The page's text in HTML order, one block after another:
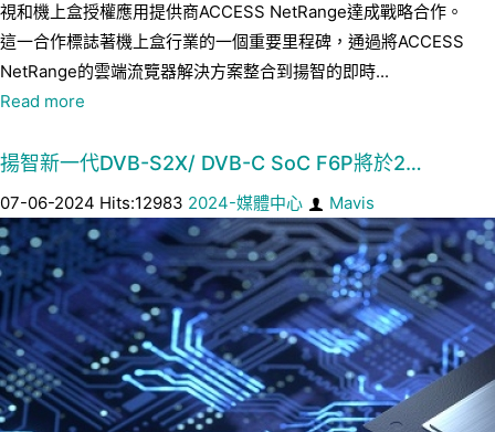
視和機上盒授權應用提供商ACCESS NetRange達成戰略合作。
這一合作標誌著機上盒行業的一個重要里程碑，通過將ACCESS
NetRange的雲端流覽器解決方案整合到揚智的即時...
Read more
揚智新一代DVB-S2X/ DVB-C SoC F6P將於2…
07-06-2024 Hits:12983 2024-媒體中心 Mavis